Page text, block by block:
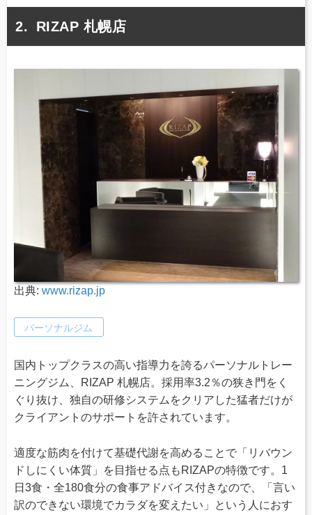
RIZAP 札幌店
出典: www.rizap.jp
パーソナルジム
国内トップクラスの高い指導力を誇るパーソナルトレー
ニングジム、RIZAP 札幌店。採用率3.2％の狭き門をく
ぐり抜け、独自の研修システムをクリアした猛者だけが
クライアントのサポートを許されています。
適度な筋肉を付けて基礎代謝を高めることで「リバウン
ドしにくい体質」を目指せる点もRIZAPの特徴です。1
日3食・全180食分の食事アドバイス付きなので、「言い
訳のできない環境でカラダを変えたい」という人におす